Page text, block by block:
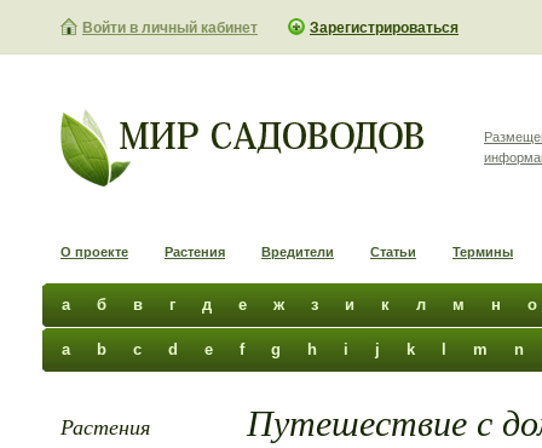
Войти в личный кабинет Зарегистрироваться
О проекте Растения Вредители Статьи Термины
а б в г д е ж з и к л м н о
a b c d e f g h i j k m n
Растения Путешествие с